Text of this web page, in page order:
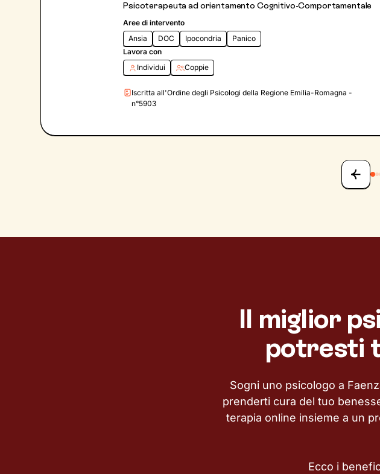
Psicoterapeuta ad orientamento Cognitivo-Comportamentale
Aree di intervento
Ansia
DOC Ipocondria
Panico
Lavora con
Individui
Coppie
Iscritta all'Ordine degli Psicologi della Regione Emilia-Romagna -
n°5903
Il miglior
potresti
Sogni uno psicologo a
prenderti cura del tuo
terapia online insieme a un
Ecco i